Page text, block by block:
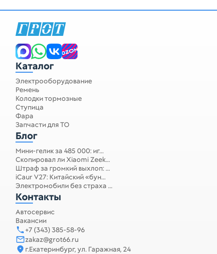
Запчасти для спецтехники
Каталог
Электрооборудование
Ремень
Колодки тормозные
Ступица
Фара
Запчасти для ТО
Блог
Мини-гелик за 485 000: иг...
Скопировал ли Xiaomi Zeek...
Штраф за громкий выхлоп: ...
iCaur V27: Китайский «бун...
Электромобили без страха ...
Контакты
Автосервис
Вакансии
+7 (343) 385-58-96
zakaz@grot66.ru
г.Екатеринбург, ул. Гаражная, 24